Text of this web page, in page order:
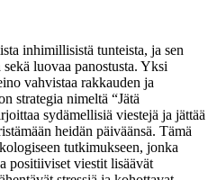
inhimillisistä tunteista, ja sen
luovaa panostusta. Yksi
vahvistaa rakkauden ja
strategia nimeltä “Jätä
sydämellisiä viestejä ja jättää
heidän päiväänsä. Tämä
tutkimukseen, jonka
positiiviset viestit lisäävät